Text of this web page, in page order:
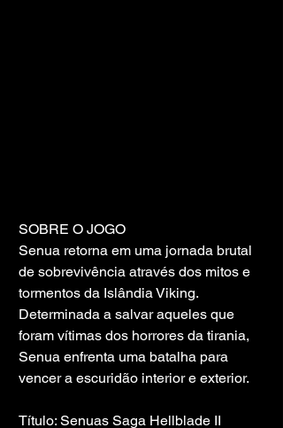
SOBRE O JOGO
Senua retorna em uma jornada brutal
de sobrevivência através dos mitos e
tormentos da Islândia Viking.
Determinada a salvar aqueles que
foram vítimas dos horrores da tirania,
Senua enfrenta uma batalha para
vencer a escuridão interior e exterior.
Título: Senuas Saga Hellblade II